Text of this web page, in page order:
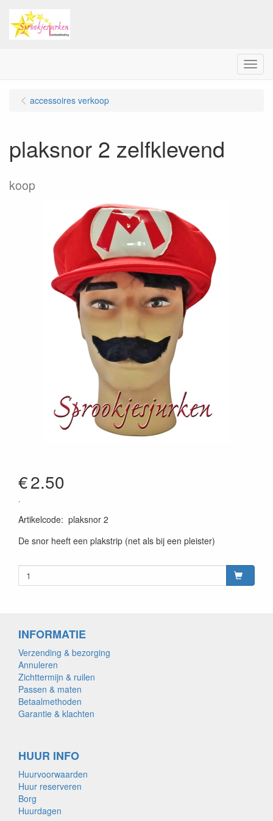
Menu
accessoires verkoop
plaksnor 2 zelfklevend
koop
€2.50
.
Artikelcode: plaksnor 2
De snor heeft een plakstrip (net als bij een pleister)
INFORMATIE
Verzending & bezorging
Annuleren
Zichttermijn & ruilen
Passen & maten
Betaalmethoden
Garantie & klachten
HUUR INFO
Huurvoorwaarden
Huur reserveren
Borg
Huurdagen